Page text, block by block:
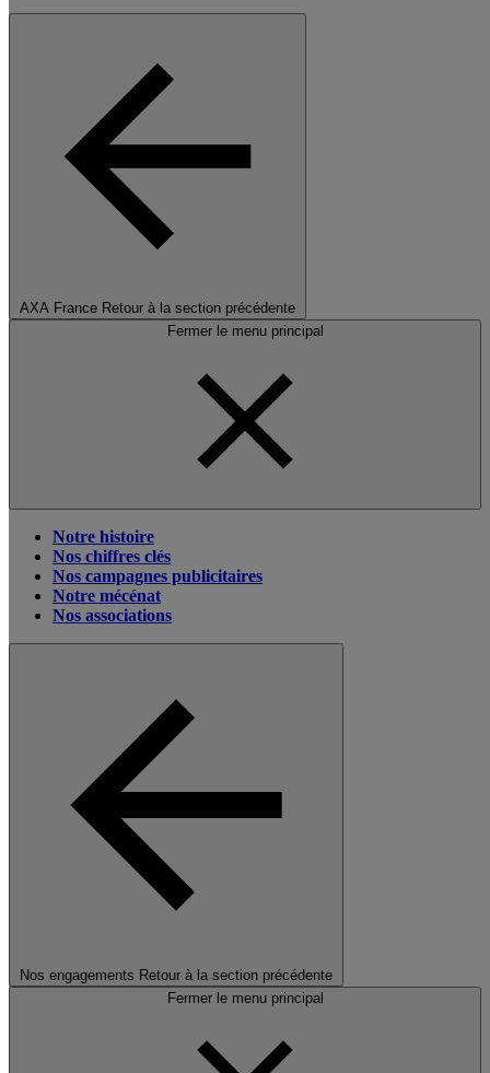
AXA France Retour à la section précédente
Fermer le menu principal
Notre histoire
Nos chiffres clés
Nos campagnes publicitaires
Notre mécénat
Nos associations
Nos engagements Retour à la section précédente
Fermer le menu principal